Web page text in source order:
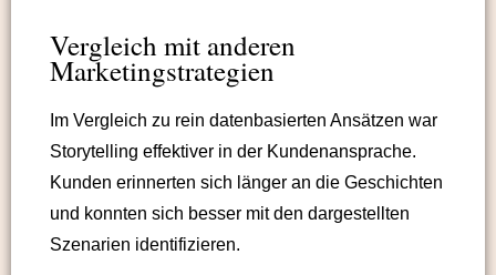
Vergleich mit anderen
Marketingstrategien
Im Vergleich zu rein datenbasierten Ansätzen war
Storytelling effektiver in der Kundenansprache.
Kunden erinnerten sich länger an die Geschichten
und konnten sich besser mit den dargestellten
Szenarien identifizieren.